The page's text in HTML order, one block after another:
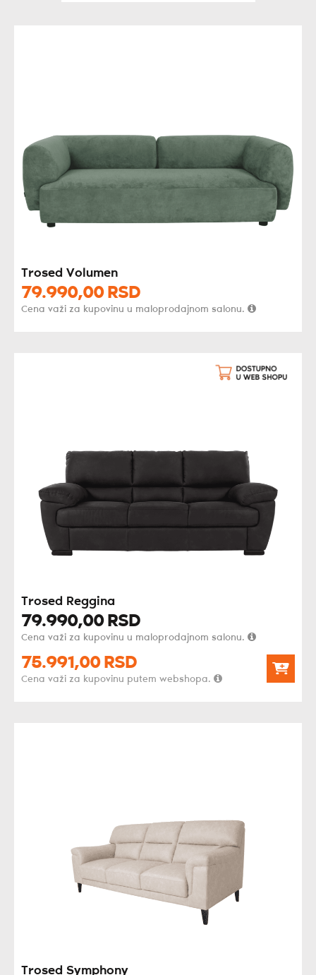
Trosed Volumen
79.990,00 RSD
Cena važi za kupovinu u maloprodajnom salonu.
Trosed Reggina
79.990,00 RSD
Cena važi za kupovinu u maloprodajnom salonu.
75.991,00 RSD
Cena važi za kupovinu putem webshopa.
Trosed Symphony